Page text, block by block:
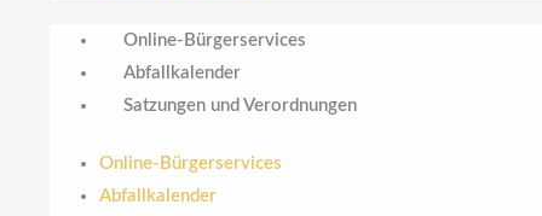
Online-Bürgerservices
Abfallkalender
Satzungen und Verordnungen
Online-Bürgerservices
Abfallkalender